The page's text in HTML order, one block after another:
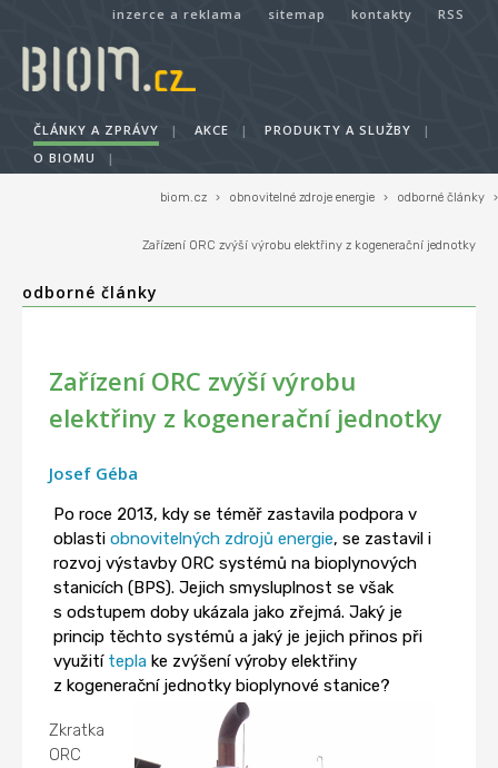
inzerce a reklama sitemap kontakty RSS
ČLÁNKY A ZPRÁVY | AKCE | PRODUKTY A SLUŽBY
|
O BIOMU
|
biom.cz › obnovitelné zdroje energie › odborné články ›
Zařízení ORC zvýší výrobu elektřiny z kogenerační jednotky
odborné články
Zařízení ORC zvýší výrobu
elektřiny z kogenerační jednotky
Josef Géba
Po roce 2013, kdy se téměř zastavila podpora v
oblastiobnovitelných zdrojů energie, se zastavil i
rozvoj výstavby ORC systémů na bioplynových
stanicích (BPS). Jejich smysluplnost se však
s odstupem doby ukázala jako zřejmá. Jaký je
princip těchto systémů a jaký je jejich přinos při
využití tepla ke zvýšení výroby elektřiny
z kogenerační jednotky bioplynové stanice?
Zkratka
ORC